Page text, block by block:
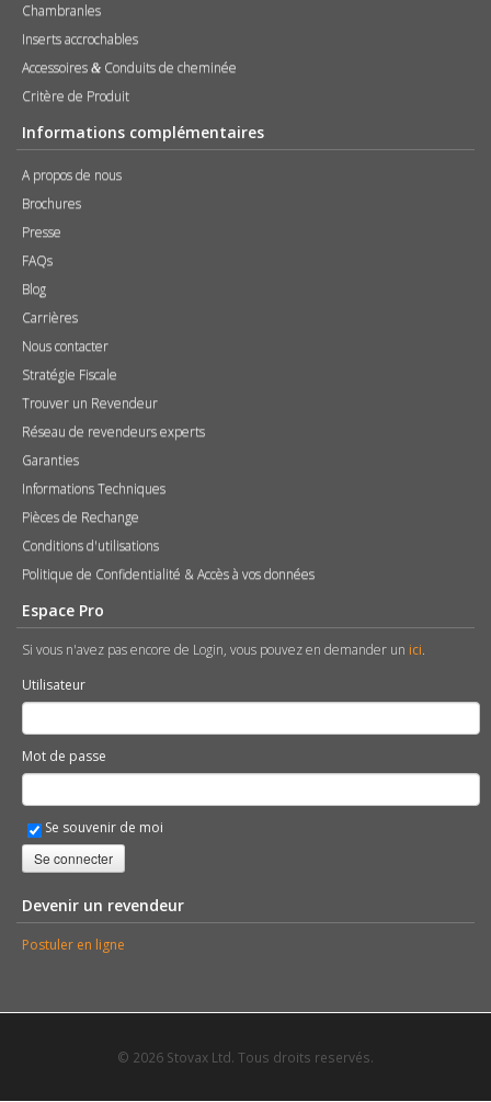
Chambranles
Inserts accrochables
Accessoires & Conduits de cheminée
Critère de Produit
Informations complémentaires
A propos de nous
Brochures
Presse
FAQs
Blog
Carrières
Nous contacter
Stratégie Fiscale
Trouver un Revendeur
Réseau de revendeurs experts
Garanties
Informations Techniques
Pièces de Rechange
Conditions d'utilisations
Politique de Confidentialité & Accès à vos données
Espace Pro
Si vous n'avez pas encore de Login, vous pouvez en demander un ici.
Utilisateur
Mot de passe
Se souvenir de moi
Se connecter
Devenir un revendeur
Postuler en ligne
© 2026 Stovax Ltd. Tous droits reservés.